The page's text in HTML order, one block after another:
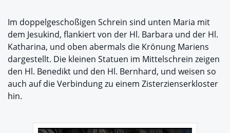
Im doppelgeschoßigen Schrein sind unten Maria mit
dem Jesukind, flankiert von der Hl. Barbara und der Hl.
Katharina, und oben abermals die Krönung Mariens
dargestellt. Die kleinen Statuen im Mittelschrein zeigen
den Hl. Benedikt und den Hl. Bernhard, und weisen so
auch auf die Verbindung zu einem Zisterzienserkloster
hin.